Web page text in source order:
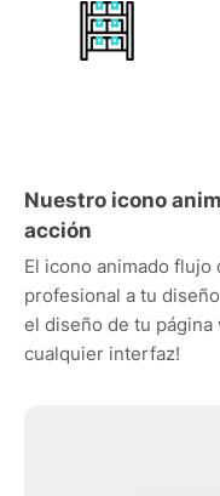
Nuestro icono
acción
El icono animado flujo
profesional a tu
el diseño de tu página
cualquier interfaz!